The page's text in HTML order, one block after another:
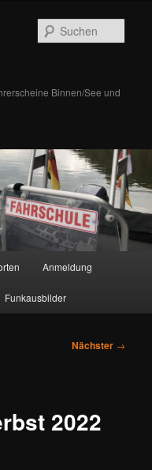
Binnen/See und
Anmeldung
Funkausbilder
Nächster →
2022